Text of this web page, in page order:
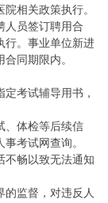
相关政策执行。
人员签订聘用合
行。事业单位新进
同期限内。
考试辅导用书，
、体检等后续信
考试网查询。
不畅以致无法通知
的监督，对违反人